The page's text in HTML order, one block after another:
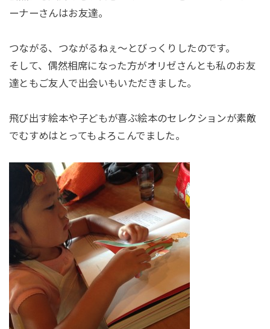
ーナーさんはお友達。
つながる、つながるねぇ～とびっくりしたのです。
そして、偶然相席になった方がオリゼさんとも私のお友
達ともご友人で出会いもいただきました。
飛び出す絵本や子どもが喜ぶ絵本のセレクションが素敵
でむすめはとってもよろこんでました。